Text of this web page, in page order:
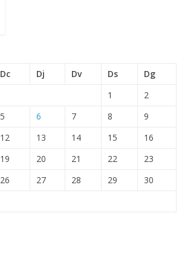
Dc Dj Dv Ds
Dg
1
2
5 6 7 8
9
12 13 14 15
16
19 20 21 22
23
26 27 28 29
30